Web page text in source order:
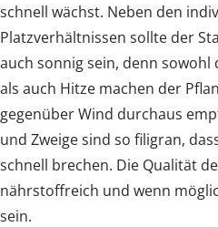
schnell wächst. Neben den
Platzverhältnissen sollte der
auch sonnig sein, denn
als auch Hitze machen der
gegenüber Wind durchaus
und Zweige sind so filigran,
schnell brechen. Die Qualität
nährstoffreich und wenn
sein.